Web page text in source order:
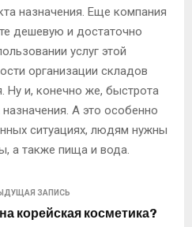
назначения. Еще компания
дешевую и достаточно
услуг этой
организации складов
Ну и, конечно же, быстрота
А это особенно
ситуациях, людям нужны
а также пища и вода.
ЗАПИСЬ
корейская косметика?